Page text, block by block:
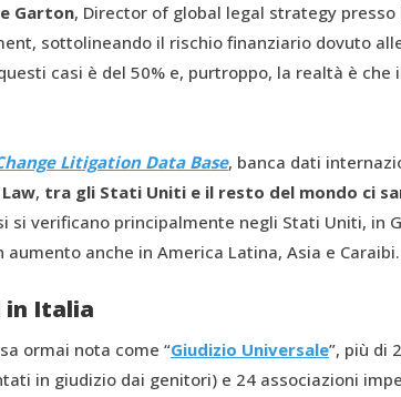
Garton, Director of global legal strategy
sottolineando il rischio finanziario dovuto
casi è del 50% e, purtroppo, la realtà è che
Litigation Data Base, banca dati
, tra gli Stati Uniti e il resto del mondo ci
si verificano principalmente negli Stati Uniti, in
anche in America Latina, Asia e Caraibi.
in Italia
ormai nota come “Giudizio Universale”, più di
in giudizio dai genitori) e 24 associazioni